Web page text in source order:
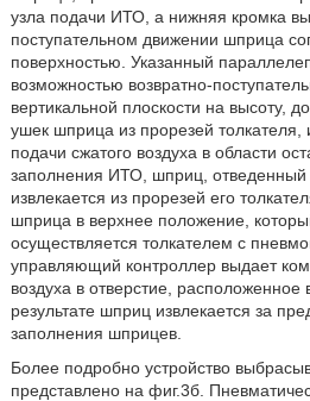
узла подачи ИТО, а нижняя кромка
поступательном движении шприца
поверхностью. Указанный
возможностью возвратно-
вертикальной плоскости на высоту,
ушек шприца из прорезей толкателя,
подачи сжатого воздуха в области
заполнения ИТО, шприц, отведенный
извлекается из прорезей его
шприца в верхнее положение,
осуществляется толкателем с
управляющий контроллер выдает
воздуха в отверстие, расположенное
результате шприц извлекается за
заполнения шприцев.
Более подробно устройство
представлено на фиг.3б.